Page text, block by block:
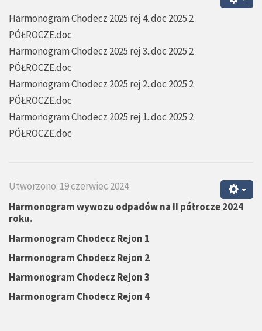
Harmonogram Chodecz 2025 rej 4..doc 2025 2
PÓŁROCZE.doc
Harmonogram Chodecz 2025 rej 3..doc 2025 2
PÓŁROCZE.doc
Harmonogram Chodecz 2025 rej 2..doc 2025 2
PÓŁROCZE.doc
Harmonogram Chodecz 2025 rej 1..doc 2025 2
PÓŁROCZE.doc
Utworzono: 19 czerwiec 2024
Harmonogram wywozu odpadów na II półrocze 2024
roku.
Harmonogram Chodecz Rejon 1
Harmonogram Chodecz Rejon 2
Harmonogram Chodecz Rejon 3
Harmonogram Chodecz Rejon 4